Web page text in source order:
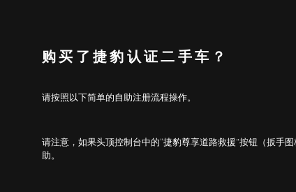
购买了捷豹认证二手车？
请按照以下简单的自助注册流程操作。
请注意，如果头顶控制台中的“捷豹尊享道路救援”按钮（扳手
助。